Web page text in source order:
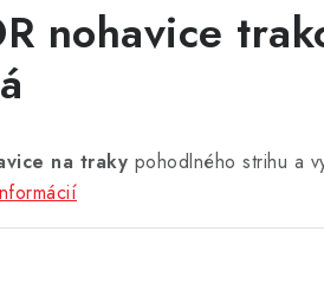
nohavice
na traky pohodlného strihu a